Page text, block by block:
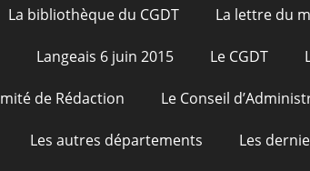
La bibliothèque du CGDT La lettre du
Langeais 6 juin 2015 Le CGDT
de Rédaction Le Conseil
Les autres départements Les